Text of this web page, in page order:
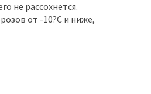
не рассохнется.
от -10?С и ниже,